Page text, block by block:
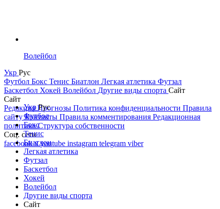
Волейбол
Укр Рус
Футбол Бокс Тенис Биатлон Легкая атлетика Футзал
Баскетбол Хокей Волейбол Другие виды спорта Сайт
Сайт
РедакцияПрогнозы Политика конфиденциальности Правила
сайтуКонтакты Правила комментирования Редакционная
политикаСтруктура собственности
Соц. сети
facebookxyoutube instagram telegram viber
УкрРус
Футбол
Бокс
Тенис
Биатлон
Легкая атлетика
Футзал
Баскетбол
Хокей
Волейбол
Другие виды спорта
Сайт